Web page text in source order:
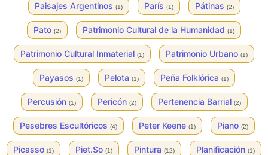
Paisajes Argentinos (1) París (1) Pátinas (2)
Pato (2) Patrimonio Cultural de la Humanidad (1)
Patrimonio Cultural Inmaterial (1) Patrimonio Urbano (1)
Payasos (1) Pelota (1) Peña Folklórica (1)
Percusión (1) Pericón (2) Pertenencia Barrial (2)
Pesebres Escultóricos (4) Peter Keene (1) Piano (2)
Picasso (1) Piet.So (1) Pintura (12) Planificación (1)